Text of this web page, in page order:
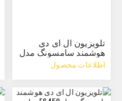
تلویزیون ال ای دی
هوشمند سامسونگ مدل
H5865 سایز 48 اینچ
اطلاعات محصول